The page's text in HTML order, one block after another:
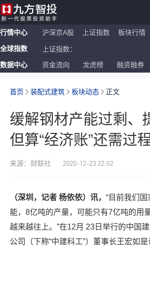
行情中心 沪深京A股 上证指数 板块行情
全球指数 上证指数：
恒生指数：
数据中心 资金流向 龙虎榜 融资融券
首页 装配式建筑 板块动态 正文
缓解钢材产能过剩、
但算“经济账”还需过
来源：财联社 2020-12-23 22:02
（深圳，记者 杨依依）讯， “目前我们
能，8亿吨的产量，可能只有7亿吨的用
越来越往上。”在12月 23日举行的中国
公司（下称“中建科工”）董事长王宏如是